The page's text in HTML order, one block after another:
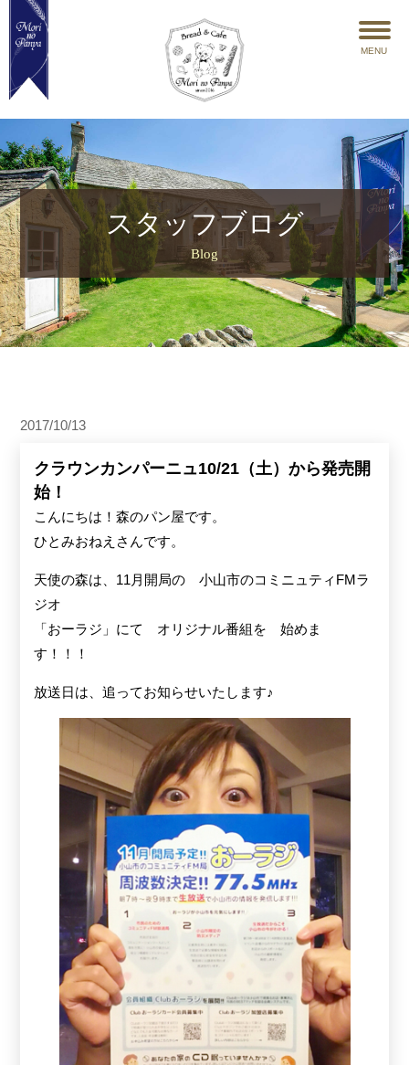
MENU
スタッフブログ
Blog
2017/10/13
クラウンカンパーニュ10/21（土）から発売開
始！
こんにちは！森のパン屋です。
ひとみおねえさんです。
天使の森は、11月開局の 小山市のコミニュティFMラ
ジオ
「おーラジ」にて オリジナル番組を 始めま
す！！！
放送日は、追ってお知らせいたします♪